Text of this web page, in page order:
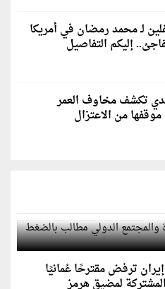
لـ محمد رمضان في أمريكا
إليكم التفاصيل
تكشف مخاوف العمر
من الاعتزال
والمجتمع الدولي مطالب
ترفض مقترحًا عُمانيًا
لمضيق هرمز